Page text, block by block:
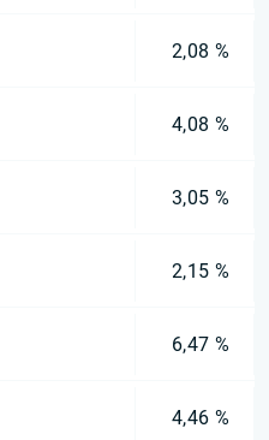
2,08 %
4,08 %
3,05 %
2,15 %
6,47 %
4,46 %